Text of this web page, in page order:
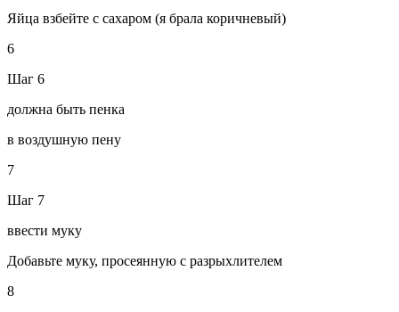
Яйца взбейте с сахаром (я брала коричневый)
6
Шаг 6
должна быть пенка
в воздушную пену
7
Шаг 7
ввести муку
Добавьте муку, просеянную с разрыхлителем
8